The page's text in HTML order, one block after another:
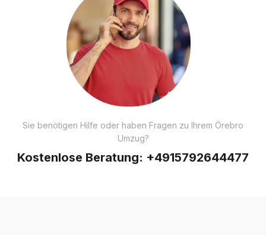
Sie benötigen Hilfe oder haben Fragen zu Ihrem Örebro
Umzug?
Kostenlose Beratung: +4915792644477